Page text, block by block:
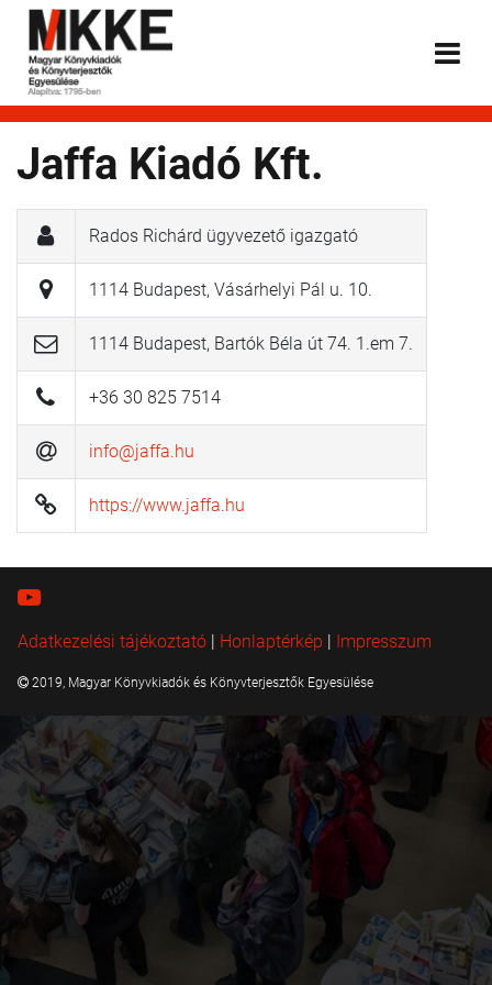
Jaffa Kiadó Kft.
Rados Richárd ügyvezető igazgató
1114 Budapest, Vásárhelyi Pál u. 10.
1114 Budapest, Bartók Béla út 74. 1.em 7.
+36 30 825 7514
info@jaffa.hu
https://www.jaffa.hu
Adatkezelési tájékoztató | Honlaptérkép | Impresszum
2019, Magyar Könyvkiadók és Könyvterjesztők Egyesülése